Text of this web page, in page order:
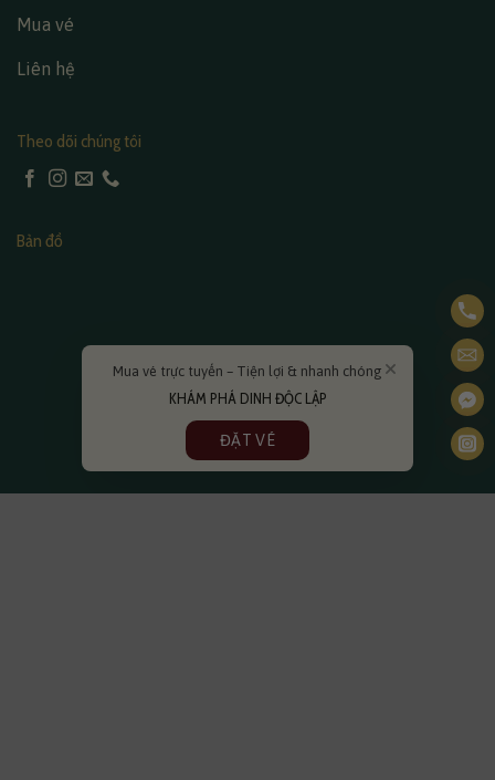
Mua vé
Liên hệ
Theo dõi chúng tôi
Bản đồ
Mua vé trực tuyến – Tiện lợi & nhanh chóng
KHÁM PHÁ DINH ĐỘC LẬP
ĐẶT VÉ